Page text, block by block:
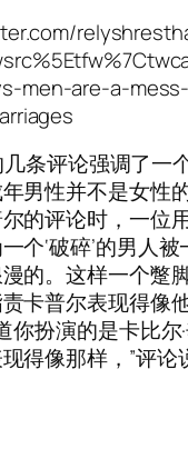
men-are-a-
条评论强调了一
男性并不是女性
的评论时，一位
个‘破碎’的男人
的。这样一个蹩
卡普尔表现得像
你扮演的是卡比尔
得像那样，”评论